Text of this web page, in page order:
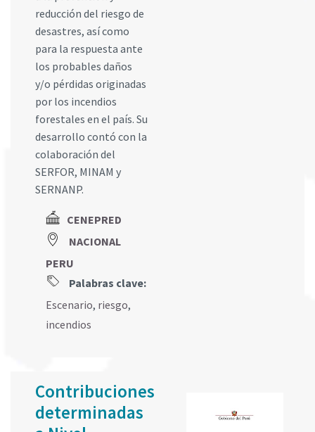
reducción del riesgo de
desastres, así como
para la respuesta ante
los probables daños
y/o pérdidas originadas
por los incendios
forestales en el país. Su
desarrollo contó con la
colaboración del
SERFOR, MINAM y
SERNANP.
CENEPRED
NACIONAL
PERU
Palabras clave:
Escenario, riesgo,
incendios
Contribuciones
determinadas